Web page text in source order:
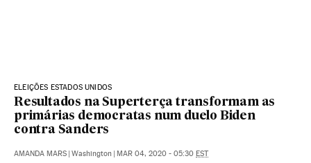
ELEIÇÕES ESTADOS UNIDOS
Resultados na Superterça transformam as
primárias democratas num duelo Biden
contra Sanders
AMANDA MARS | Washington | MAR 04, 2020 - 05:30 EST